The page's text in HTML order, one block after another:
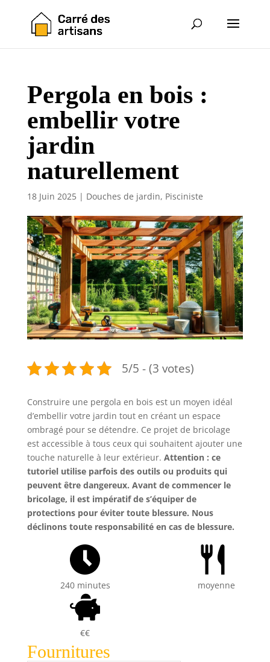
Pergola en bois :
embellir votre
jardin
naturellement
18 Juin 2025| Douches de jardin, Pisciniste
5/5 - (3 votes)
Construire une pergola en bois est un moyen idéal
d’embellir votre jardin tout en créant un espace
ombragé pour se détendre. Ce projet de bricolage
est accessible à tous ceux qui souhaitent ajouter une
touche naturelle à leur extérieur. Attention : ce
tutoriel utilise parfois des outils ou produits qui
peuvent être dangereux. Avant de commencer le
bricolage, il est impératif de s’équiper de
protections pour éviter toute blessure. Nous
déclinons toute responsabilité en cas de blessure.
240 minutes moyenne
€€
Fournitures